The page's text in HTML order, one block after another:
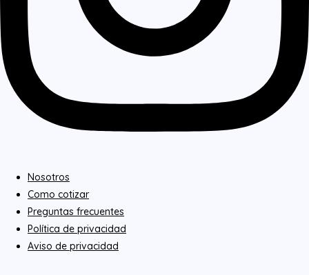
Nosotros
Como cotizar
Preguntas frecuentes
Política de privacidad
Aviso de privacidad